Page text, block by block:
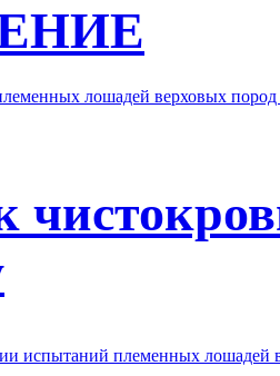
лошадей верховых
племенных лошадей